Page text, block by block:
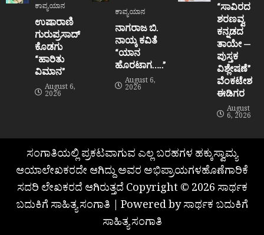
ಕಾವ್ಯಯಾನ
ಉಷಾರಾಣಿ
ಗುರುಪ್ರಸಾದ್
ಕೊಡಗು
“ಹಾರಿತು
ವಿಮಾನ”
August 6,
2026
ಕಾವ್ಯಯಾನ
ನಾಗರಾಜ ಬಿ.
ನಾಯ್ಕ ಕವಿತೆ
“ಯಾನ
ಹೊರಟಾಗ…..”
August 6,
2026
“ಸಾವಿರದ
ಶರಣವ್ವ
ಕನ್ನಡದ
ತಾಯೇ —
ಪುಸ್ತಕ
ವಿಶ್ಲೇಷಣೆ”
ವೆಂಕಟೇಶ
ಈಡಿಗರ
August
6, 2026
ಸಂಗಾತಿಯಲ್ಲಿ ಪ್ರಕಟವಾಗುವ ಎಲ್ಲ ಬರಹಗಳ ಹಕ್ಕುಸ್ವಾಮ್ಯ
ಆಯಾಲೇಖಕರದೇ ಆಗಿದ್ದು ಅವರ ಅಭಿಪ್ರಾಯಗಳಹೊಣೆಗಾರಿಕೆ
ಸದರಿ ಲೇಖಕರದೆ ಆಗಿರುತ್ತದೆ Copyright © 2026 ಸಾರ್ಥಕ
ಬದುಕಿಗೆ ಸಾಹಿತ್ಯ ಸಂಗಾತಿ | Powered by ಸಾರ್ಥಕ ಬದುಕಿಗೆ
ಸಾಹಿತ್ಯ ಸಂಗಾತಿ